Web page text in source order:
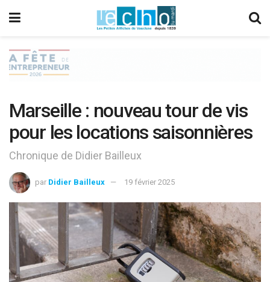
Marseille : nouveau tour de vis
pour les locations saisonnières
Chronique de Didier Bailleux
par Didier Bailleux 19 février 2025